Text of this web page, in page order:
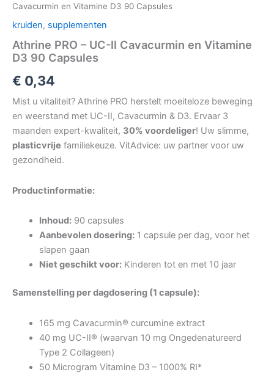
Cavacurmin en Vitamine D3 90 Capsules
kruiden, supplementen
Athrine PRO – UC-II Cavacurmin en Vitamine
D3 90 Capsules
€ 0,34
Mist u vitaliteit? Athrine PRO herstelt moeiteloze beweging
en weerstand met UC-II, Cavacurmin & D3. Ervaar 3
maanden expert-kwaliteit, 30% voordeliger! Uw slimme,
plasticvrije familiekeuze. VitAdvice: uw partner voor uw
gezondheid.
Productinformatie:
Inhoud:90 capsules
Aanbevolen dosering:1 capsule per dag, voor het
slapen gaan
Niet geschikt voor:Kinderen tot en met 10 jaar
Samenstelling per dagdosering (1 capsule):
165 mg Cavacurmin® curcumine extract
40 mg UC-II® (waarvan 10 mg Ongedenatureerd
Type 2 Collageen)
50 Microgram Vitamine D3 – 1000% RI*